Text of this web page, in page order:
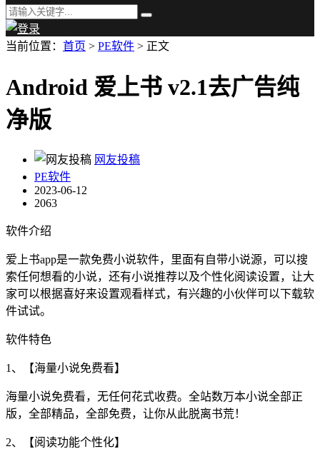
当前位置： 首页 > PE软件 > 正文
Android 爱上书 v2.1去广告纯
净版
网友投稿
PE软件
2023-06-12
2063
软件介绍
爱上书app是一款免费小说软件，里面有自带小说源，可以搜
索任何想看的小说，还有小说推荐以及个性化阅读设置，让大
家可以根据喜好来设置观看样式，有兴趣的小伙伴可以下载软
件试试。
软件特色
1、【海量小说免费看】
海量小说免费看，无任何花式收费。全站数万本小说全部正
版，全部精品，全部免费，让你从此脱离书荒！
2、【阅读功能个性化】